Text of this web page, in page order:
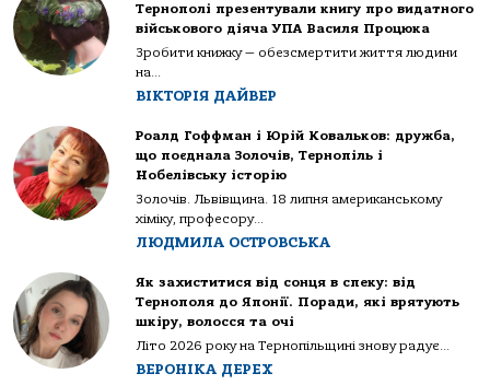
Тернополі презентували книгу про видатного
військового діяча УПА Василя Процюка
Зробити книжку — обезсмертити життя людини
на...
ВІКТОРІЯ ДАЙВЕР
Роалд Гоффман і Юрій Ковальков: дружба,
що поєднала Золочів, Тернопіль і
Нобелівську історію
Золочів. Львівщина. 18 липня американському
хіміку, професору...
ЛЮДМИЛА ОСТРОВСЬКА
Як захиститися від сонця в спеку: від
Тернополя до Японії. Поради, які врятують
шкіру, волосся та очі
Літо 2026 року на Тернопільщині знову радує...
ВЕРОНІКА ДЕРЕХ